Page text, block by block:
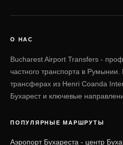
О НАС
Bucharest Airport Transfers -
частного транспорта в
трансферах из Henri Coanda
Бухарест и ключевые
ПОПУЛЯРНЫЕ МАРШРУТЫ
Аэропорт Бухареста - центр